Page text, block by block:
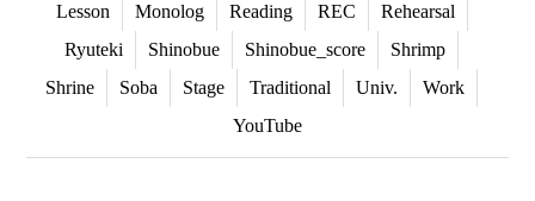
Lesson
Monolog Reading REC
Rehearsal
Ryuteki
Shinobue Shinobue_score
Shrimp
Shrine
Soba Stage Traditional Univ.
Work
YouTube